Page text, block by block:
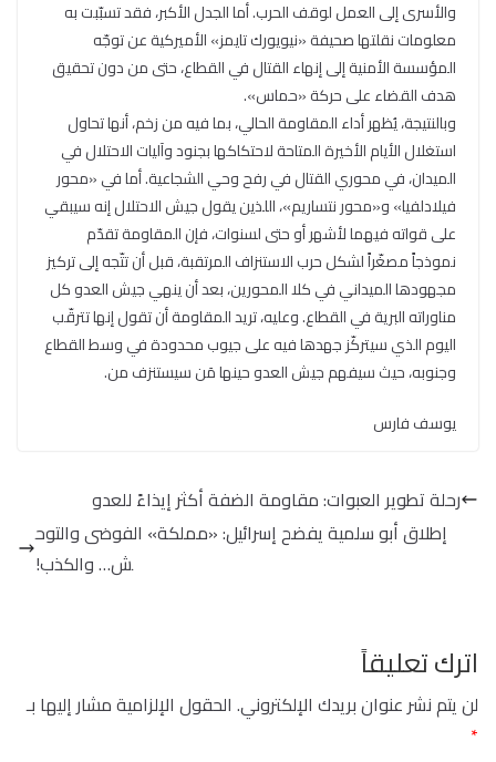
والأسرى إلى العمل لوقف الحرب. أما الجدل الأكبر، فقد تسبّبت به
معلومات نقلتها صحيفة «نيويورك تايمز» الأميركية عن توجّه
المؤسسة الأمنية إلى إنهاء القتال في القطاع، حتى من دون تحقيق
هدف القضاء على حركة «حماس».
وبالنتيجة، يُظهر أداء المقاومة الحالي، بما فيه من زخم، أنها تحاول
استغلال الأيام الأخيرة المتاحة لاحتكاكها بجنود وآليات الاحتلال في
الميدان، في محوري القتال في رفح وحي الشجاعية. أما في «محور
فيلادلفيا» و«محور نتساريم»، اللذين يقول جيش الاحتلال إنه سيبقي
على قواته فيهما لأشهر أو حتى لسنوات، فإن المقاومة تقدّم
نموذجاً مصغّراً لشكل حرب الاستنزاف المرتقبة، قبل أن تتّجه إلى تركيز
مجهودها الميداني في كلا المحورين، بعد أن ينهي جيش العدو كل
مناوراته البرية في القطاع. وعليه، تريد المقاومة أن تقول إنها تترقّب
اليوم الذي سيتركّز جهدها فيه على جيوب محدودة في وسط القطاع
وجنوبه، حيث سيفهم جيش العدو حينها مَن سيستنزف من.
يوسف فارس
رحلة تطوير العبوات: مقاومة الضفة أكثر إيذاءً للعدو
إطلاق أبو سلمية يفضح إسرائيل: «مملكة» الفوضى والتوح
ش… والكذب!
اترك تعليقاً
لن يتم نشر عنوان بريدك الإلكتروني. الحقول الإلزامية مشار إليها بـ
*